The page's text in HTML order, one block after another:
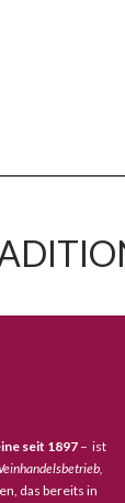
seit 1897– ist
das bereits in